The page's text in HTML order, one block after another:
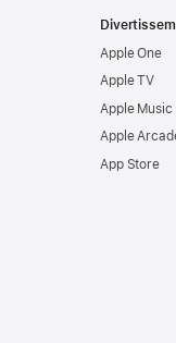
Apple One
Apple TV
Apple Music
Apple
App Store